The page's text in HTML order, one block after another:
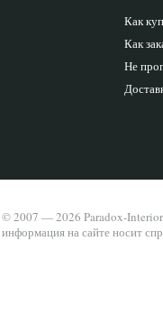
Как
Как
Не
© 2007 — 2026 Paradox-
информация на сайте носит